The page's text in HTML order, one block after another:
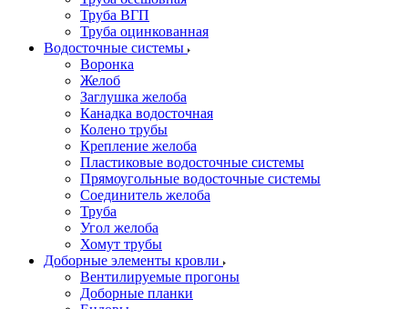
Труба ВГП
Труба оцинкованная
Водосточные системы
Воронка
Желоб
Заглушка желоба
Канадка водосточная
Колено трубы
Крепление желоба
Пластиковые водосточные системы
Прямоугольные водосточные системы
Соединитель желоба
Труба
Угол желоба
Хомут трубы
Доборные элементы кровли
Вентилируемые прогоны
Доборные планки